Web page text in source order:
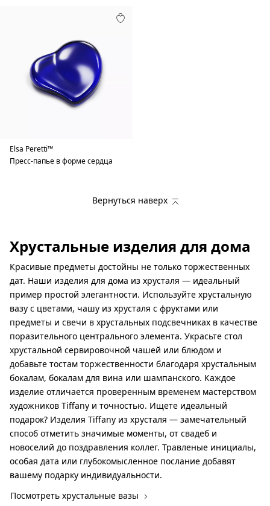
Elsa Peretti™
Пресс-папье в форме сердца
Вернуться наверх
Хрустальные изделия для дома
Красивые предметы достойны не только торжественных
дат. Наши изделия для дома из хрусталя — идеальный
пример простой элегантности. Используйте хрустальную
вазу с цветами, чашу из хрусталя с фруктами или
предметы и свечи в хрустальных подсвечниках в качестве
поразительного центрального элемента. Украсьте стол
хрустальной сервировочной чашей или блюдом и
добавьте тостам торжественности благодаря хрустальным
бокалам, бокалам для вина или шампанского. Каждое
изделие отличается проверенным временем мастерством
художников Tiffany и точностью. Ищете идеальный
подарок? Изделия Tiffany из хрусталя — замечательный
способ отметить значимые моменты, от свадеб и
новоселий до поздравления коллег. Травленые инициалы,
особая дата или глубокомысленное послание добавят
вашему подарку индивидуальности.
Посмотреть хрустальные вазы